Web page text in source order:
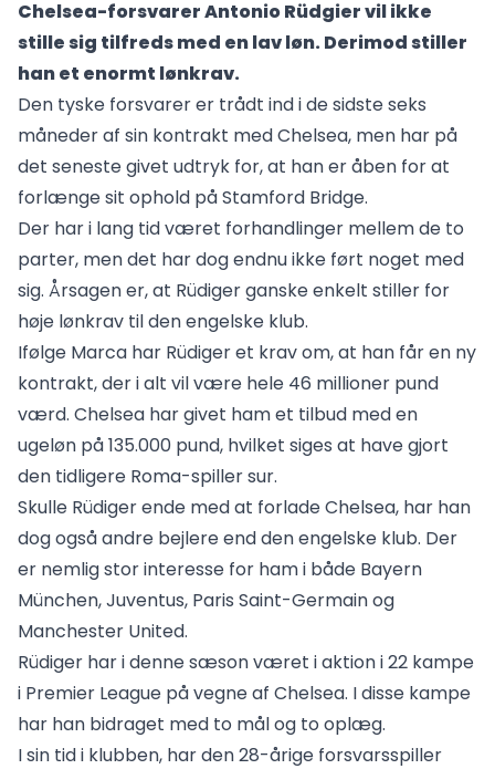
Chelsea-forsvarer Antonio Rüdgier vil ikke
stille sig tilfreds med en lav løn. Derimod stiller
han et enormt lønkrav.
Den tyske forsvarer er trådt ind i de sidste seks
måneder af sin kontrakt med Chelsea, men har på
det seneste givet udtryk for, at han er åben for at
forlænge sit ophold på Stamford Bridge.
Der har i lang tid været forhandlinger mellem de to
parter, men det har dog endnu ikke ført noget med
sig. Årsagen er, at Rüdiger ganske enkelt stiller for
høje lønkrav til den engelske klub.
Ifølge Marca har Rüdiger et krav om, at han får en ny
kontrakt, der i alt vil være hele 46 millioner pund
værd. Chelsea har givet ham et tilbud med en
ugeløn på 135.000 pund, hvilket siges at have gjort
den tidligere Roma-spiller sur.
Skulle Rüdiger ende med at forlade Chelsea, har han
dog også andre bejlere end den engelske klub. Der
er nemlig stor interesse for ham i både Bayern
München, Juventus, Paris Saint-Germain og
Manchester United.
Rüdiger har i denne sæson været i aktion i 22 kampe
i Premier League på vegne af Chelsea. I disse kampe
har han bidraget med to mål og to oplæg.
I sin tid i klubben, har den 28-årige forsvarsspiller